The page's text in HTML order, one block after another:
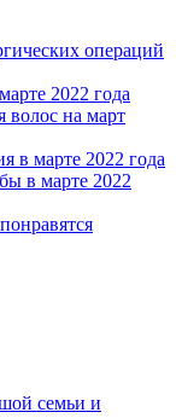
операций
2022 года
волос на март
в марте 2022 года
в марте 2022
семьи и